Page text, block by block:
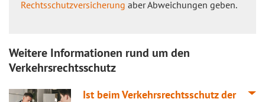
Rechtsschutzversicherung aber Abweichungen geben.
Weitere Informationen rund um den
Verkehrsrechtsschutz
Ist beim Verkehrsrechtsschutz der